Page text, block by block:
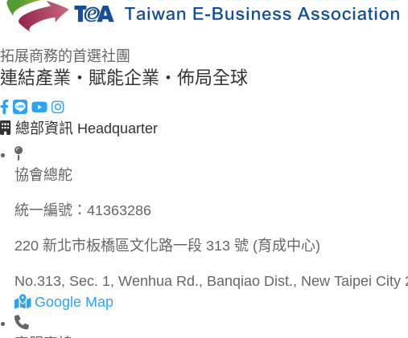
拓展商務的首選社團
連結產業・賦能企業・佈局全球
總部資訊 Headquarter
協會總舵
統一編號： 41363286
220 新北市板橋區文化路一段 313 號 (育成中心)
No.313, Sec. 1, Wenhua Rd., Banqiao Dist., New Taipei City
Google Map